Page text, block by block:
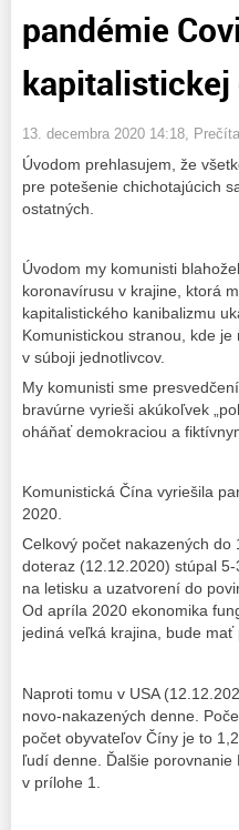
pandémie
13. decembra 2020 14:18 ,
Úvodom prehlasujem, že
pre potešenie chichotajúcich
ostatných.
Úvodom my komunisti
koronavírusu v krajine, ktorá
kapitalistického kanibalizmu
Komunistickou stranou, kde
v súboji jednotlivcov.
My komunisti sme
bravúrne vyrieši akúkoľvek
oháňať demokraciou a
Komunistická Čína vyriešila
2020.
Celkový počet nakazených
doteraz (12.12.2020) stúpal
na letisku a uzatvorení do
Od apríla 2020 ekonomika
jediná veľká krajina, bude
Naproti tomu v USA
novo-nakazených denne.
počet obyvateľov Číny je to
ľudí denne. Ďalšie porovnanie
v prílohe 1.